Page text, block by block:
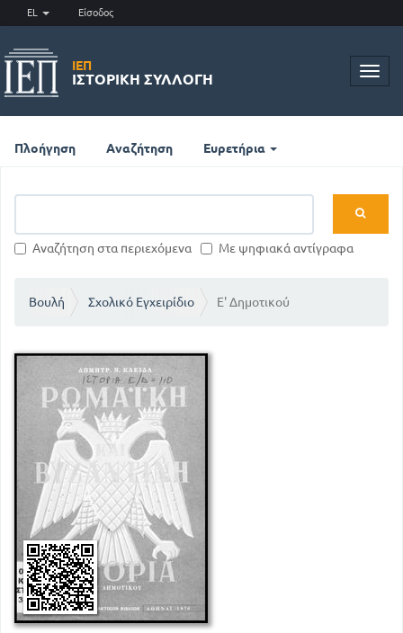
EL Είσοδος
ΙΕΠ
ΙΣΤΟΡΙΚΉ ΣΥΛΛΟΓΉ
Πλοήγηση Αναζήτηση Ευρετήρια
Αναζήτηση στα περιεχόμενα Με ψηφιακά αντίγραφα
Βουλή Σχολικό Εγχειρίδιο Ε' Δημοτικού